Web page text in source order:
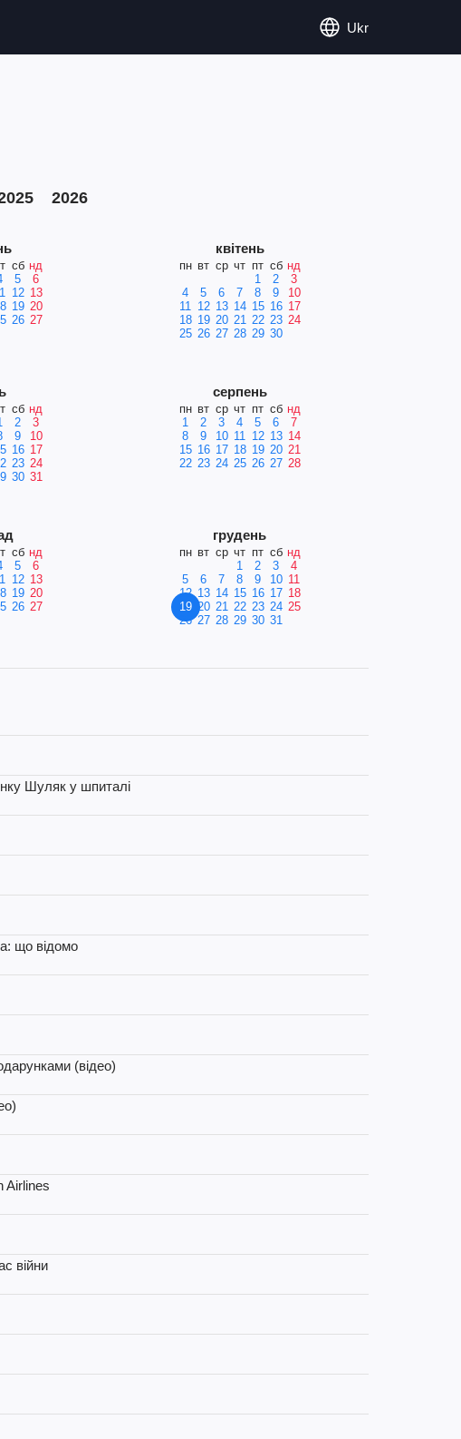
Ukr
2026
сб нд
5
6
12 13
19 20
26 27
квітень
пн вт ср чт пт сб нд
1
2
3
4
5 6 7 8 9
10
11 12 13 14 15 16 17
18 19 20 21 22 23 24
25 26 27 28 29 30
сб нд
2
3
9
10
16 17
23 24
30 31
серпень
пн вт ср чт пт сб нд
1
2 3 4 5 6
7
8
9 10 11 12 13 14
15 16 17 18 19 20 21
22 23 24 25 26 27 28
сб нд
5
6
12 13
19 20
26 27
грудень
пн вт ср чт пт сб нд
1
2 3
4
5
6 7 8 9 10 11
12 13 14 15 16 17 18
19 20 21 22 23 24 25
26 27 28 29 30 31
Шуляк у шпиталі
що відомо
(відео)
Airlines
війни